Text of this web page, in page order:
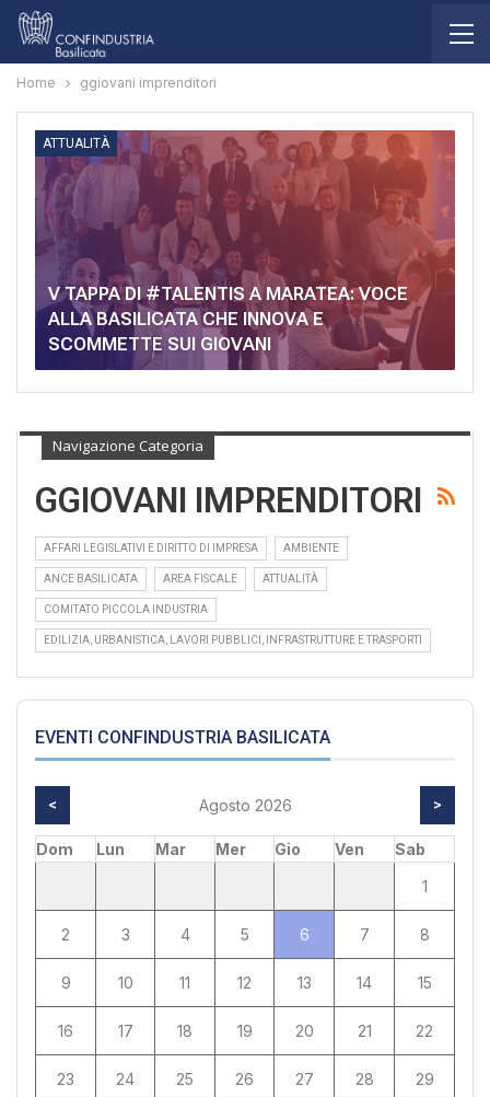
Home ggiovani imprenditori
ATTUALITÀ
V TAPPA DI #TALENTIS A MARATEA: VOCE
ALLA BASILICATA CHE INNOVA E
SCOMMETTE SUI GIOVANI
Navigazione Categoria
GGIOVANI IMPRENDITORI
AFFARI LEGISLATIVI E DIRITTO DI IMPRESA AMBIENTE
ANCE BASILICATA AREA FISCALE ATTUALITÀ
COMITATO PICCOLA INDUSTRIA
EDILIZIA, URBANISTICA, LAVORI PUBBLICI, INFRASTRUTTURE E TRASPORTI
EVENTI CONFINDUSTRIA BASILICATA
< Agosto 2026 >
Dom Lun Mar Mer Gio Ven
Sab
1
2 3 4 5 6 7 8
9 10 11 12 13 14 15
16 17 18 19 20 21 22
23 24 25 26 27 28 29